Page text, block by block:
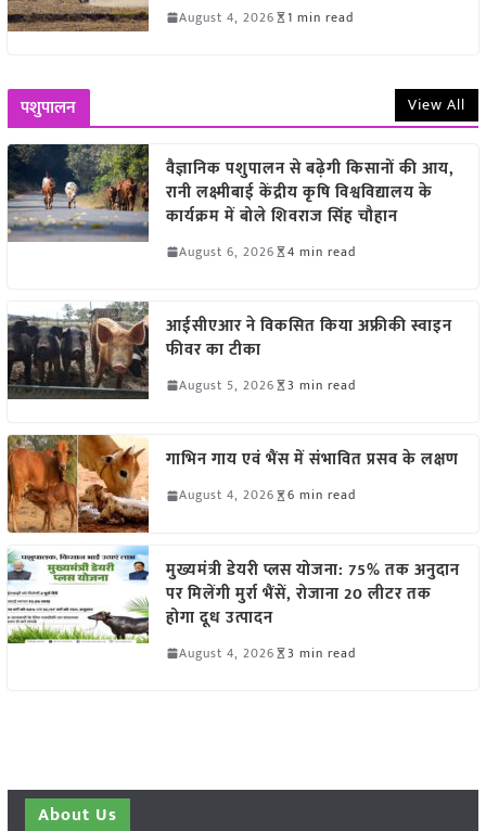
August 4, 2026 1 min read
पशुपालन View All
वैज्ञानिक पशुपालन से बढ़ेगी किसानों की आय,
रानी लक्ष्मीबाई केंद्रीय कृषि विश्वविद्यालय के
कार्यक्रम में बोले शिवराज सिंह चौहान
August 6, 2026 4 min read
आईसीएआर ने विकसित किया अफ्रीकी स्वाइन
फीवर का टीका
August 5, 2026 3 min read
गाभिन गाय एवं भैंस में संभावित प्रसव के लक्षण
August 4, 2026 6 min read
मुख्यमंत्री डेयरी प्लस योजना: 75% तक अनुदान
पर मिलेंगी मुर्रा भैंसें, रोजाना 20 लीटर तक
होगा दूध उत्पादन
August 4, 2026 3 min read
About Us